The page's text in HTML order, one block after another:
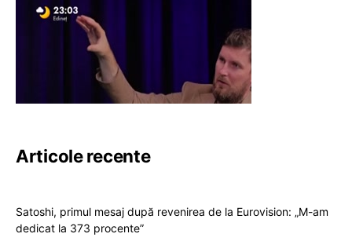
Articole recente
Satoshi, primul mesaj după revenirea de la Eurovision: „M-am
dedicat la 373 procente”